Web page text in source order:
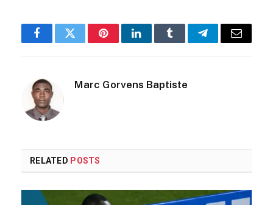
FacebookTwitterPinterestLinkedInTumblrTelegramEmail
Marc Gorvens Baptiste
RELATED POSTS